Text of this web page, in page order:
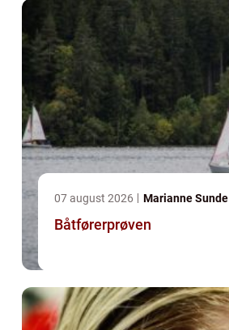
07 august 2026 Marianne Sunde
Båtførerprøven